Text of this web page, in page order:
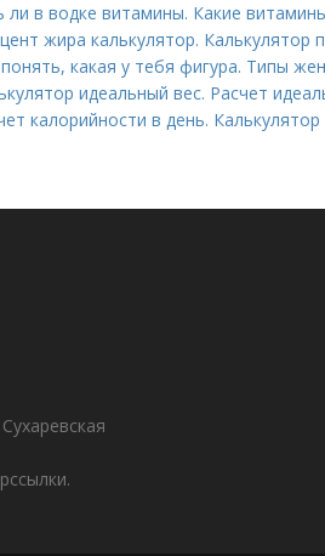
ли в водке витамины. Какие
жира калькулятор. Калькулятор
какая у тебя фигура. Типы
идеальный вес. Расчет
калорийности в день.